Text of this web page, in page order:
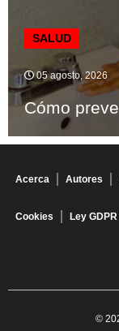
SALUD
05 agosto, 2026
Cómo
Acerca Autores
Cookies Ley
©